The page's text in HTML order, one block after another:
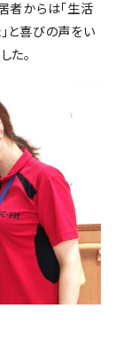
者からは「生活
と喜びの声をい
た。